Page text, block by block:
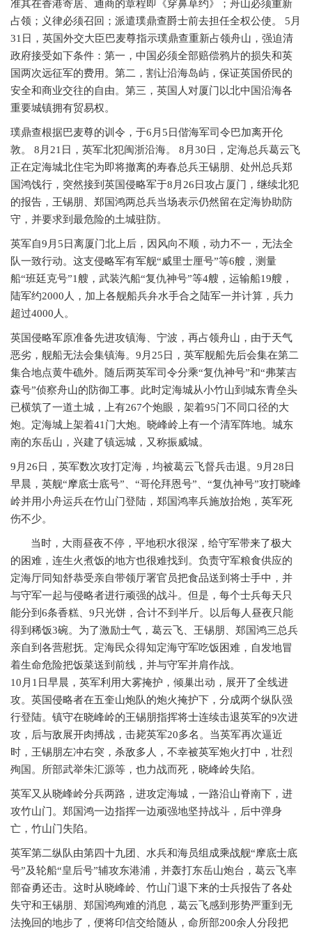
准其在香港寄居、通商的章程即《穿鼻草约》；舟山必须重新
占领；义律必须召回；派遣璞鼎查爵士前去担任全权公使。 5月
31日，英国外交大臣巴麦尊指示璞鼎查重新占领舟山，强迫清
政府接受如下条件：第一，中国必须全部赔偿鸦片的损失和英
国两次远征军的费用。第二，割让沿海岛屿，保证英国侨民的
安全和商业交往的自由。第三，英国人对厦门以北中国沿海各
重要城镇拥有贸易权。
璞鼎查根据巴麦尊的训令，于6月5日偕海军司令巴加离开伦
敦。 8月21日，英军北犯闽浙沿海。 8月30日，定海总兵葛云飞
正在定海城北住宅为即将撤离的寿春总兵王锡朋、处州总兵郑
国鸿饯行，突然接到英国侵略军于8月26日攻占厦门，继续北犯
的报告，王锡朋、郑国鸿两总兵当场表示仍然留在定海协助防
守，并要求到最危险的土城驻防。
英军自9月5日离厦门北上后，因风向不顺，动力不一，无法全
队一致行动。这支侵略军有军舰“威里士厘号”等6艘，测量
船“班廷克号”1艘，武装汽船“复仇神号”等4艘，运输船19艘，
陆军约2000人，加上各舰船兵弁水手合之陆军一并计算，兵力
超过4000人。
英国侵略军原准备先进攻镇海、宁波，再占领舟山，由于天气
恶劣，舰船无法会集镇海。 9月25日，英军舰船先后会集在第二
集合地点黄牛礁外。随后两英军司令分乘“复仇神号”和“弗莱吉
森号”侦察舟山的防御工事。此时定海城从小竹山到城东青垒头
已横筑了一道土城，上有267个炮眼，架着95门不同口径的大
炮。定海城上架着41门大炮。晓峰岭上有一个清军阵地。城东
南的东岳山，兴建了镇远城，又称振威城。
9月26日，英军数次攻打定海，均被葛云飞督兵击退。9月28日
早晨，英舰“摩底士底号”、“哥伦拜恩号”、“复仇神号”攻打晓峰
岭并用小舟运兵在竹山门登陆，郑国鸿率兵施放抬炮，英军死
伤不少。
当时，大雨昼夜不停，平地积水很深，给守军带来了极大
的困难，连生火煮饭的地方也很难找到。负责守军粮食供应的
定海厅同知舒恭受亲自带领厅署官员把食品送到将士手中，并
与守军一起与侵略者进行顽强的战斗。但是，每个士兵每天只
能分到 6条香糕、 9只光饼，合计不到半斤。以后每人昼夜只能
得到稀饭3碗。为了激励士气，葛云飞、王锡朋、郑国鸿三总兵
亲自到各营慰抚。定海民众得知定海守军吃饭困难，自发地冒
着生命危险把饭菜送到前线，并与守军并肩作战。
10月1日早晨，英军利用大雾掩护，倾巢出动，展开了全线进
攻。英国侵略者在五奎山炮队的炮火掩护下，分成两个纵队强
行登陆。镇守在晓峰岭的王锡朋指挥将士连续击退英军的9次进
攻，后与敌展开肉搏战，击毙英军20多名。当英军再次逼近
时，王锡朋左冲右突，杀敌多人，不幸被英军炮火打中，壮烈
殉国。所部武举朱汇源等，也力战而死，晓峰岭失陷。
英军又从晓峰岭分兵两路，进攻定海城，一路沿山脊南下，进
攻竹山门。郑国鸿一边指挥一边顽强地坚持战斗，后中弹身
亡，竹山门失陷。
英军第二纵队由第四十九团、水兵和海员组成乘战舰“摩底士底
号”及轮船“皇后号”辅攻东港浦，并轰打东岳山炮台，葛云飞率
部奋勇还击。这时从晓峰岭、竹山门退下来的士兵报告了各处
失守和王锡朋、郑国鸿殉难的消息，葛云飞感到形势严重到无
法挽回的地步了，便将印信交给随从，命所部200余人分段把